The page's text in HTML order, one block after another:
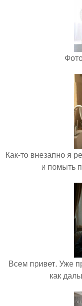
Как-то внезапно я
и помыть
Всем привет. Уже
как